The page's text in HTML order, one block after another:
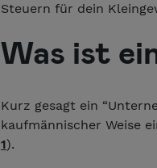
Steuern für dein
Was ist
Kurz gesagt ein
kaufmännischer Weise
1).